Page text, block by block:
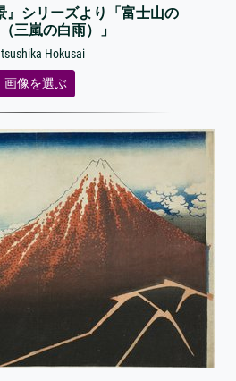
』シリーズより「富士山の
三嵐の白雨）」
Hokusai
画像を選ぶ